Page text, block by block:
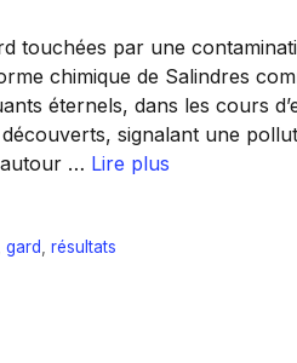
touchées par une
chimique de Salindres
éternels, dans les cours
signalant une
autour … Lire plus
gard résultats